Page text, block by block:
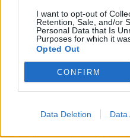
I want to opt-out of
Retention, Sale, and/or
Personal Data that Is
Purposes for which it
Opted Out
CONFIRM
Data Deletion Data
Altri articoli che